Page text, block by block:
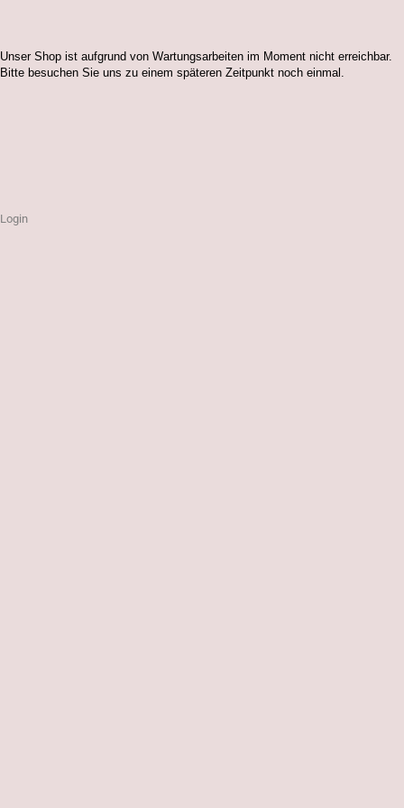
Unser Shop ist aufgrund von Wartungsarbeiten im Moment nicht erreichbar.
Bitte besuchen Sie uns zu einem späteren Zeitpunkt noch einmal.
Login